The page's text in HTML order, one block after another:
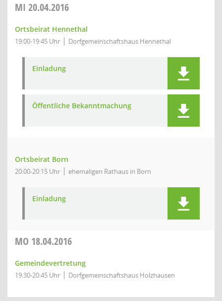
MI 20.04.2016
Ortsbeirat Hennethal
19:00-19:45 Uhr Dorfgemeinschaftshaus Hennethal
Einladung
Öffentliche Bekanntmachung
Ortsbeirat Born
20:00-20:15 Uhr ehemaligen Rathaus in Born
Einladung
MO 18.04.2016
Gemeindevertretung
19:30-20:45 Uhr Dorfgemeinschaftshaus Holzhausen